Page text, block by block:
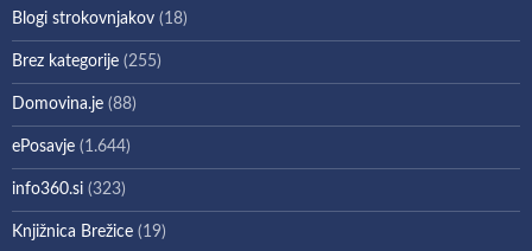
Blogi strokovnjakov (18)
Brez kategorije (255)
Domovina.je (88)
ePosavje (1.644)
info360.si (323)
Knjižnica Brežice (19)